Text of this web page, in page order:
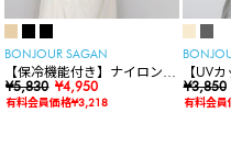
BONJOUR SAGAN
【保冷機能付き】ナイロンシ
ョルダーバッグ
¥5,830 ¥4,950
有料会員価格¥3,218
【UV
バー付
¥3,850
有料会